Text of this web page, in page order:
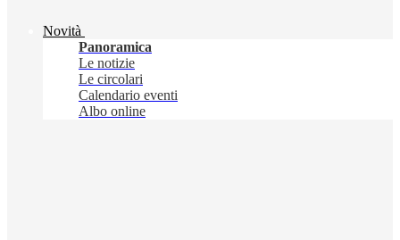
Novità
Panoramica
Le notizie
Le circolari
Calendario eventi
Albo online